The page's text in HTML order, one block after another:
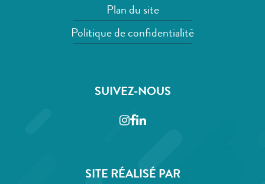
Plan du site
Politique de confidentialité
SUIVEZ-NOUS
Instagram
Facebook
LinkedIn
SITE RÉALISÉ PAR